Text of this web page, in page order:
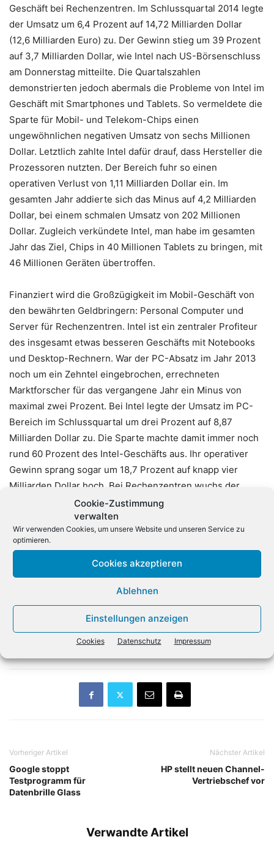
Cookie-Zustimmung
verwalten
Wir verwenden Cookies, um unsere Website und unseren Service zu
optimieren.
Cookies akzeptieren
Ablehnen
Einstellungen anzeigen
Cookies Datenschutz Impressum
Geschäft bei Rechenzentren. Im Schlussquartal 2014 legte
der Umsatz um 6,4 Prozent auf 14,72 Milliarden Dollar
(12,6 Milliarden Euro) zu. Der Gewinn stieg um 39 Prozent
auf 3,7 Milliarden Dollar, wie Intel nach US-Börsenschluss
am Donnerstag mitteilte. Die Quartalszahlen
demonstrierten jedoch abermals die Probleme von Intel im
Geschäft mit Smartphones und Tablets. So vermeldete die
Sparte für Mobil- und Telekom-Chips einen
ungewöhnlichen negativen Umsatz von sechs Millionen
Dollar. Letztlich zahlte Intel dafür drauf, dass Hersteller die
Prozessoren nutzten. Der Bereich fuhr so einen
operativen Verlust von 1,11 Milliarden Dollar ein. Im
gesamten Jahr addierte sich das Minus auf 4,2 Milliarden
Dollar, bei einem schmalen Umsatz von 202 Millionen
Dollar. Zugleich verkündete Intel, man habe im gesamten
Jahr das Ziel, Chips in 40 Millionen Tablets zu bringen, mit
46 Millionen Geräten übertroffen.
Finanziert wird die Großzügigkeit im Mobil-Geschäft von
den bewährten Geldbringern: Personal Computer und
Server für Rechenzentren. Intel ist ein zentraler Profiteur
des insgesamt etwas besseren Geschäfts mit Notebooks
und Desktop-Rechnern. War der PC-Absatz im Jahr 2013
noch um ein Zehntel eingebrochen, errechneten
Marktforscher für das vergangene Jahr ein Minus von
maximal zwei Prozent. Bei Intel legte der Umsatz im PC-
Bereich im Schlussquartal um drei Prozent auf 8,87
Milliarden Dollar zu. Die Sparte machte damit immer noch
rund 60 Prozent des Intel-Geschäfts aus. Ihr operativer
Gewinn sprang sogar um 18,7 Prozent auf knapp vier
Milliarden Dollar hoch. Bei Rechenzentren wuchs der
Umsatz um ein Viertel auf knapp 4,1 Milliarden Dollar. Das
operative Ergebnis des Bereichs schoss um 39 Prozent
auf gut 2,2 Milliarden Dollar hoch. Das junge Geschäft mit
Chips für vernetzte Geräte brachte einen operativen
Quartalsgewinn von 185 Millionen Dollar bei knapp 600
Millionen Dollar Umsatz ein. Die Aktie gab nachbörslich
zunächst um fast zwei Prozent nach. Die
Gewinnerwartung wurde zwar übertroffen, die
Umsatzprognose bei 13,7 Milliarden Dollar für das
laufende Quartal enttäuschte aber den Markt. (dpa)
Vorheriger Artikel
Google stoppt
Testprogramm für
Datenbrille Glass
Nächster Artikel
HP stellt neuen Channel-
Vertriebschef vor
Verwandte Artikel